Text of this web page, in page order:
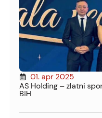
01. apr 2025
AS Holding – zlatni
BiH